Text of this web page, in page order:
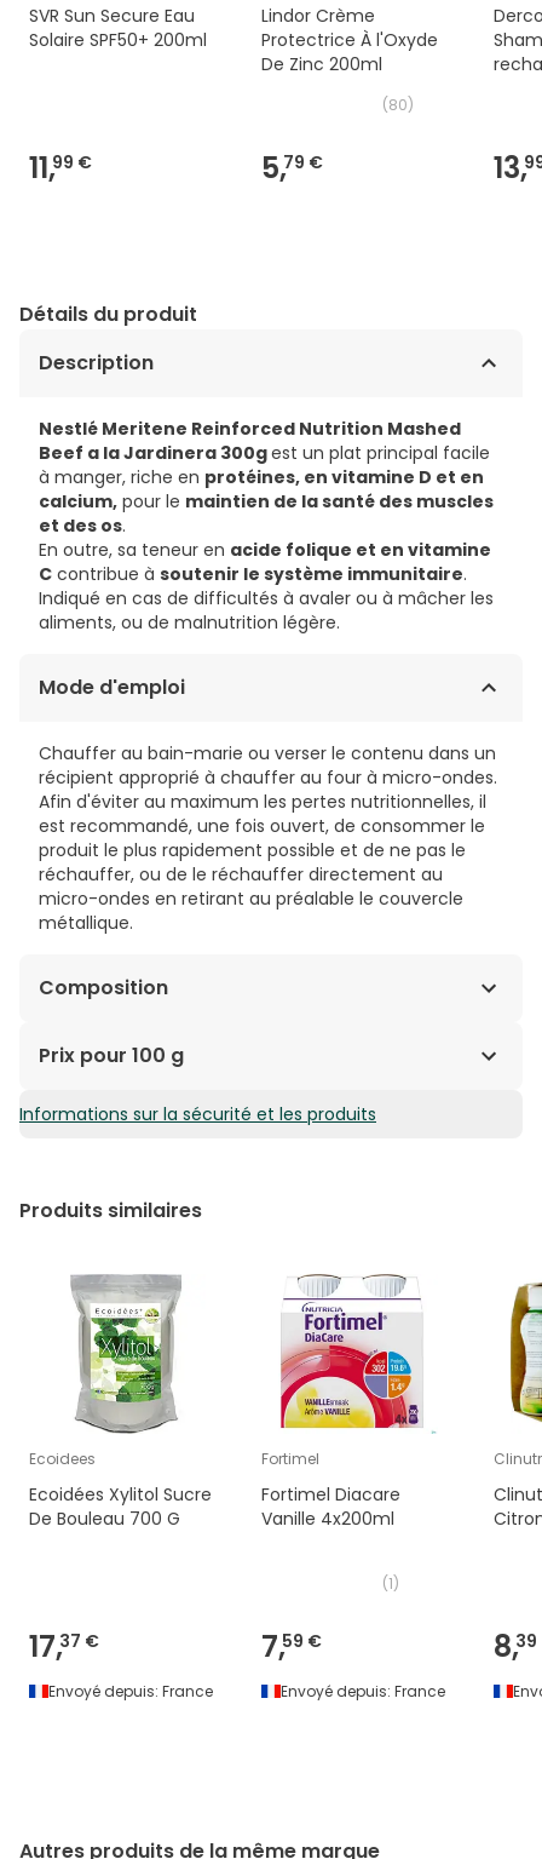
SVR Sun Secure Eau
Solaire SPF50+ 200ml
11,99 €
Lindor Crème
Protectrice À l'Oxyde
De Zinc 200ml
(80)
5,79 € 13,
Détails du produit
Description
Nestlé Meritene Reinforced Nutrition Mashed
Beef a la Jardinera 300gest un plat principal facile
à manger, riche en protéines, en vitamine D et en
calcium, pour le maintien de la santé des muscles
et des os.
En outre, sa teneur en acide folique et en vitamine
C contribue à soutenir le système immunitaire.
Indiqué en cas de difficultés à avaler ou à mâcher les
aliments, ou de malnutrition légère.
Mode d'emploi
Chauffer au bain-marie ou verser le contenu dans un
récipient approprié à chauffer au four à micro-ondes.
Afin d'éviter au maximum les pertes nutritionnelles, il
est recommandé, une fois ouvert, de consommer le
produit le plus rapidement possible et de ne pas le
réchauffer, ou de le réchauffer directement au
micro-ondes en retirant au préalable le couvercle
métallique.
Composition
Eau, pommes de terre, veau (10 %), carottes (9 %),
haricots.sous forme de vert (2,8 %), tomate, lait entier
en poudre (2,4 %), oignon, huile d'olive (1,9 %),
arômes, épices et vitamines.
Prix pour 100 g
1,55€ / 100 g
Informations sur la sécurité et les produits
Produits similaires
Ecoidees
Ecoidées Xylitol Sucre
De Bouleau 700 G
17,37 €
Envoyé depuis: France
Fortimel
Fortimel Diacare
Vanille 4x200ml
(1)
7,59 €
Envoyé depuis: France
8,
Autres produits de la même marque